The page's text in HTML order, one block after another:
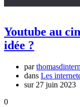
Youtube au
idée ?
par
dans Les
sur 27 juin 2023
0